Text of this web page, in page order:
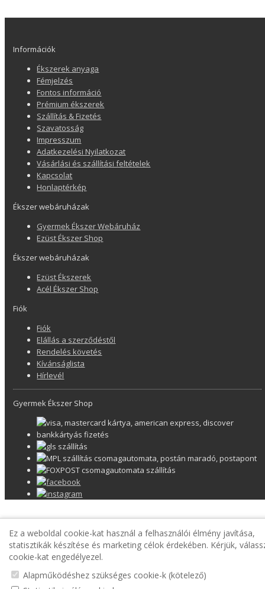
Információk
Ékszerek anyaga
Fémjelzés
Fontos információ
Prémium ékszerek
Szállítás & Fizetés
Szavatosság
Impresszum
Adatkezelési Nyilatkozat
Vásárlási és szállítási feltételek
Kapcsolat
Honlaptérkép
Ékszer webáruházak
Gyermek Ékszer Webáruház
Ezüst Ékszer Shop
Ékszer webáruházak
Ezüst Ékszerek
Acél Ékszer Shop
Fiók
Fiók
Elállás a szerződéstől
Rendelés követés
Kívánságlista
Hírlevél
Gyermek Ékszer Shop
Ez a weboldal cookie-kat használ a felhasználói élmény javítása,
statisztikák készítése és marketing célok érdekében. Kérjük,
cookie-kat engedélyezel.
Alapműködéshez szükséges cookie-k (kötelező)